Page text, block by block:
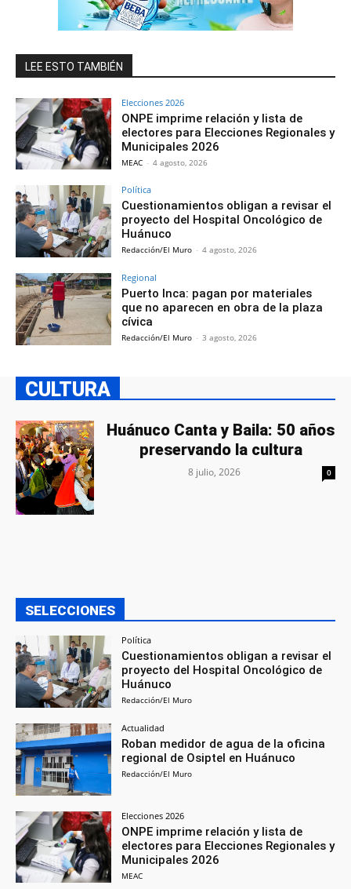
LEE ESTO TAMBIÉN
Elecciones 2026
ONPE imprime relación y lista de
electores para Elecciones Regionales y
Municipales 2026
MEAC - 4 agosto, 2026
Política
Cuestionamientos obligan a revisar el
proyecto del Hospital Oncológico de
Huánuco
Redacción/El Muro - 4 agosto, 2026
Regional
Puerto Inca: pagan por materiales
que no aparecen en obra de la plaza
cívica
Redacción/El Muro - 3 agosto, 2026
CULTURA
Huánuco Canta y Baila: 50 años
preservando la cultura
8 julio, 2026 0
SELECCIONES
Política
Cuestionamientos obligan a revisar el
proyecto del Hospital Oncológico de
Huánuco
Redacción/El Muro
Actualidad
Roban medidor de agua de la oficina
regional de Osiptel en Huánuco
Redacción/El Muro
Elecciones 2026
ONPE imprime relación y lista de
electores para Elecciones Regionales y
Municipales 2026
MEAC